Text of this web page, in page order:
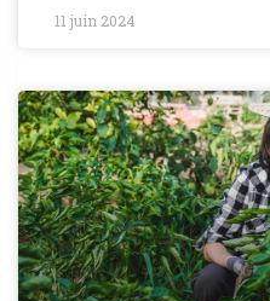
11 juin 2024